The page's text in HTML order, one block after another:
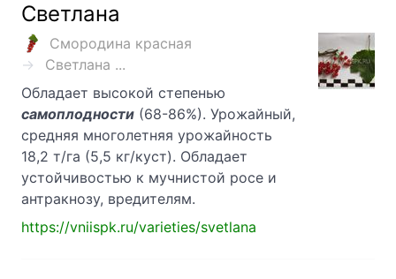
Светлана
Смородина красная
Светлана ...
Обладает высокой степенью
самоплодности (68-86%). Урожайный,
средняя многолетняя урожайность
18,2 т/га (5,5 кг/куст). Обладает
устойчивостью к мучнистой росе и
антракнозу, вредителям.
https://vniispk.ru/varieties/svetlana